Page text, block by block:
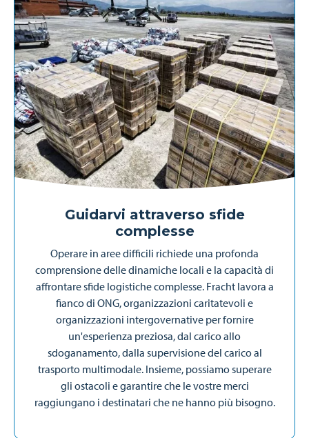
Guidarvi attraverso sfide
complesse
Operare in aree difficili richiede una profonda
comprensione delle dinamiche locali e la capacità di
affrontare sfide logistiche complesse. Fracht lavora a
fianco di ONG, organizzazioni caritatevoli e
organizzazioni intergovernative per fornire
un'esperienza preziosa, dal carico allo
sdoganamento, dalla supervisione del carico al
trasporto multimodale. Insieme, possiamo superare
gli ostacoli e garantire che le vostre merci
raggiungano i destinatari che ne hanno più bisogno.